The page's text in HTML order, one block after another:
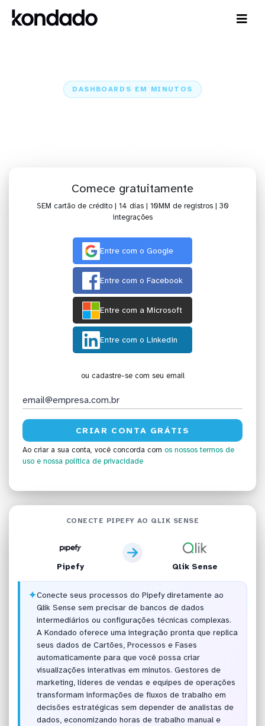
DASHBOARDS EM MINUTOS
Comece gratuitamente
SEM cartão de crédito | 14 dias | 10MM de registros | 30
integrações
Entre com o Google
Entre com o Facebook
Entre com a Microsoft
Entre com o Linkedin
ou cadastre-se com seu email
Ao criar a sua conta, você concorda com os nossos termos de
uso e nossa política de privacidade
CONECTE PIPEFY AO QLIK SENSE
Pipefy Qlik Sense
✦Conecte seus processos do Pipefy diretamente ao
Qlik Sense sem precisar de bancos de dados
intermediários ou configurações técnicas complexas.
A Kondado oferece uma integração pronta que replica
seus dados de Cartões, Processos e Fases
automaticamente para que você possa criar
visualizações interativas em minutos. Gestores de
marketing, líderes de vendas e equipes de operações
transformam informações de fluxos de trabalho em
decisões estratégicas sem depender de analistas de
dados, economizando horas de trabalho manual e